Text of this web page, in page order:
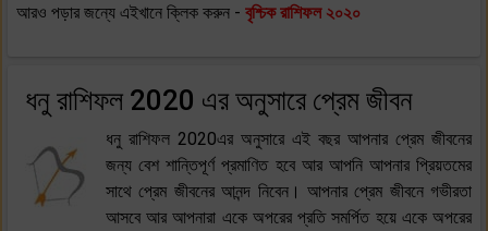
আরও পড়ার জন্যে এইখানে ক্লিক করুন - বৃশ্চিক রাশিফল ২০২০
ধনু রাশিফল 2020 এর অনুসারে প্রেম জীবন
ধনু রাশিফল 2020এর অনুসারে এই বছর আপনার প্রেম জীবনের
জন্য বেশ শান্তিপূর্ণ প্রমাণিত হবে আর আপনি আপনার প্রিয়তমের
সাথে প্রেম জীবনের আনন্দ নিবেন। আপনার প্রেম জীবনে গভীরতা
আসবে আর আপনারা একে অপরের প্রতি সমর্পিত হয়ে একে অপরের